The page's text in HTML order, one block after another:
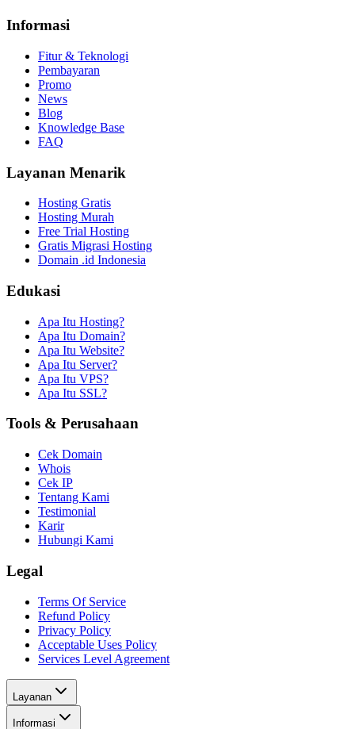
Informasi
Fitur & Teknologi
Pembayaran
Promo
News
Blog
Knowledge Base
FAQ
Layanan Menarik
Hosting Gratis
Hosting Murah
Free Trial Hosting
Gratis Migrasi Hosting
Domain .id Indonesia
Edukasi
Apa Itu Hosting?
Apa Itu Domain?
Apa Itu Website?
Apa Itu Server?
Apa Itu VPS?
Apa Itu SSL?
Tools & Perusahaan
Cek Domain
Whois
Cek IP
Tentang Kami
Testimonial
Karir
Hubungi Kami
Legal
Terms Of Service
Refund Policy
Privacy Policy
Acceptable Uses Policy
Services Level Agreement
Layanan
Informasi